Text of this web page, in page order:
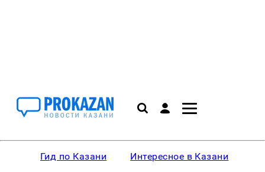
Гид по Казани Интересное в Казани